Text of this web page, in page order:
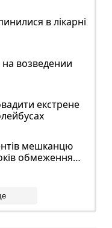
в лікарні
возведении
екстрене
мешканцю
обмеження